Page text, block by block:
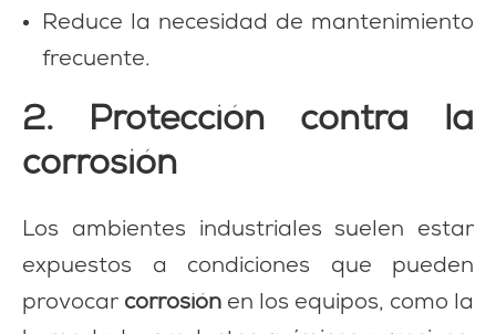
Reduce la necesidad de mantenimiento
frecuente.
2. Protección contra la
corrosión
Los ambientes industriales suelen estar
expuestos a condiciones que pueden
provocar corrosión en los equipos, como la